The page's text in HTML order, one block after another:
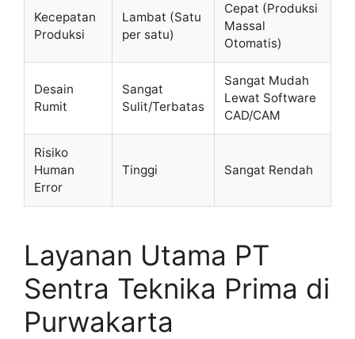
Kecepatan
Produksi
Lambat (Satu
per satu)
Cepat (Produksi
Massal
Otomatis)
Desain
Rumit
Sangat
Sulit/Terbatas
Sangat Mudah
Lewat Software
CAD/CAM
Risiko
Human
Error
Tinggi Sangat Rendah
Layanan Utama PT
Sentra Teknika Prima di
Purwakarta